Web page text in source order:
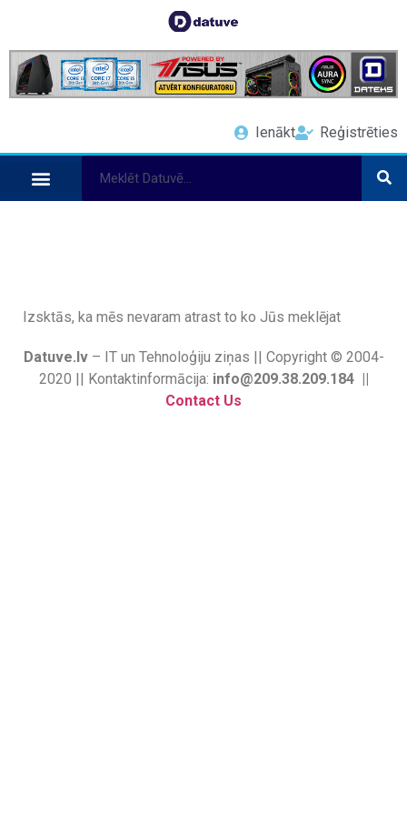
Ienākt Reģistrēties
Izsktās, ka mēs nevaram atrast to ko Jūs meklējat
Datuve.lv– IT un Tehnoloģiju ziņas || Copyright © 2004-
2020 || Kontaktinformācija: info@209.38.209.184 ||
Contact Us